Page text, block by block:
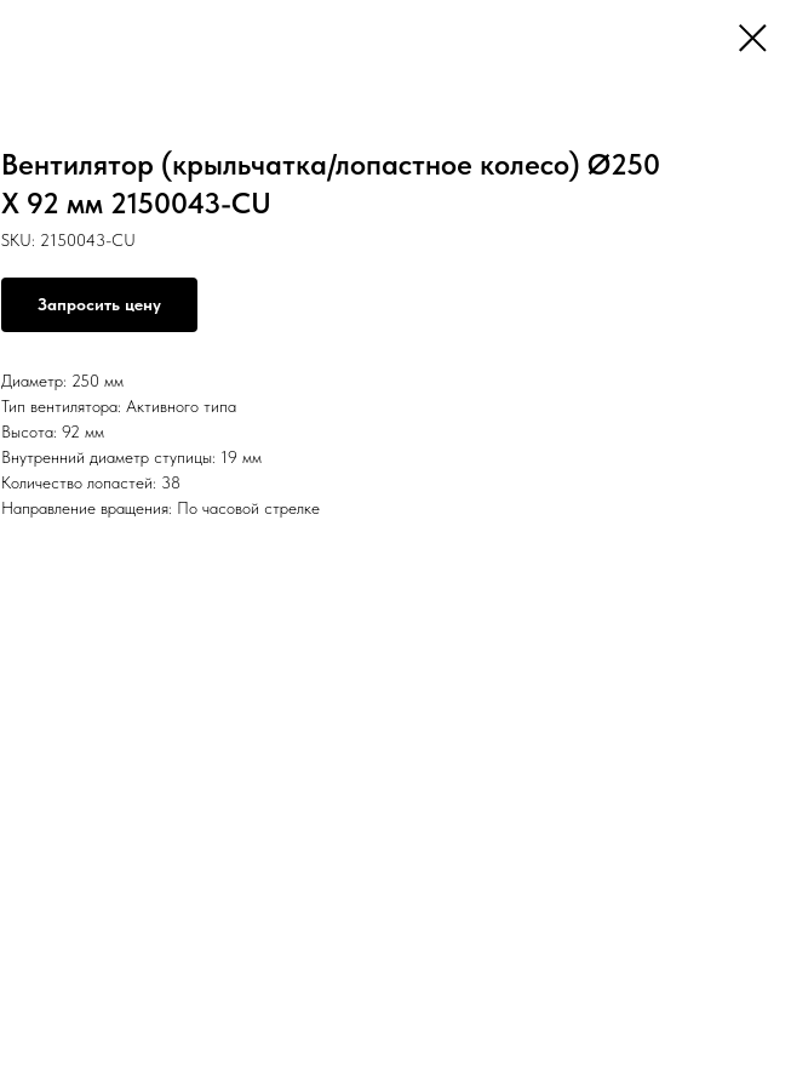
Вентилятор (крыльчатка/лопастное колесо) Ø250
X 92 мм 2150043-CU
SKU: 2150043-CU
Запросить цену
Диаметр: 250 мм
Тип вентилятора: Активного типа
Высота: 92 мм
Внутренний диаметр ступицы: 19 мм
Количество лопастей: 38
Направление вращения: По часовой стрелке